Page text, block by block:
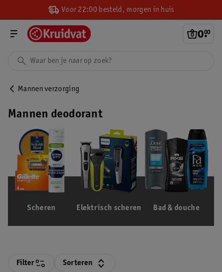
Voor 22:00 besteld, morgen in huis
0.
00
Mannen verzorging
Mannen deodorant
Scheren Elektrisch scheren Bad & douche
Filter Sorteren